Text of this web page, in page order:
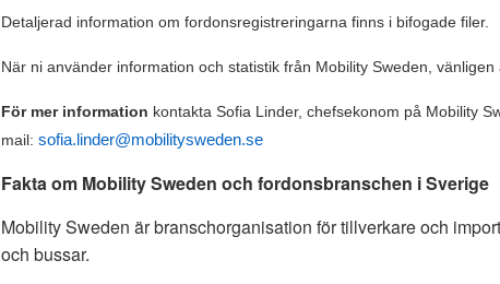
Detaljerad information om fordonsregistreringarna finns i bifogade filer.
När ni använder information och statistik från Mobility Sweden, vänligen
För mer information kontakta Sofia Linder, chefsekonom på Mobility
mail: sofia.linder@mobilitysweden.se
Fakta om Mobility Sweden och fordonsbranschen i Sverige
Mobility Sweden är branschorganisation för tillverkare och
och bussar.